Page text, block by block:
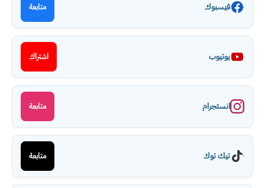
فيسبوك متابعة
يوتيوب اشتراك
انستجرام متابعة
تيك توك متابعة